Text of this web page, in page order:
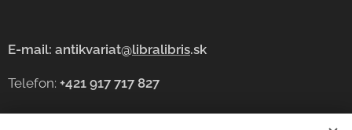
E-mail: antikvariat@libralibris.sk
Telefon: +421 917 717 827